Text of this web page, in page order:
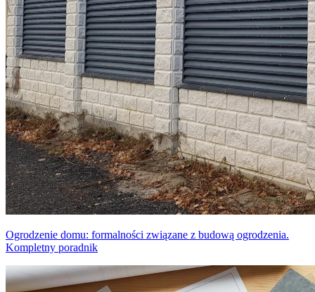
Ogrodzenie domu: formalności związane z budową ogrodzenia.
Kompletny poradnik